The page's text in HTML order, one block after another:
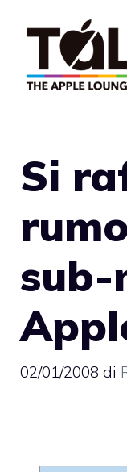
contenuto
Si
02/01/2008 di